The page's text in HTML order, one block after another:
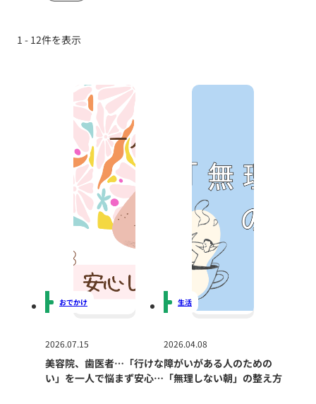
1 - 12件を表示
2026.07.15
美容院、歯医者…「行けな
い」を一人で悩まず安心し
おでかけ
2026.04.08
障がいがある人のための
「無理しない朝」の整え方
生活